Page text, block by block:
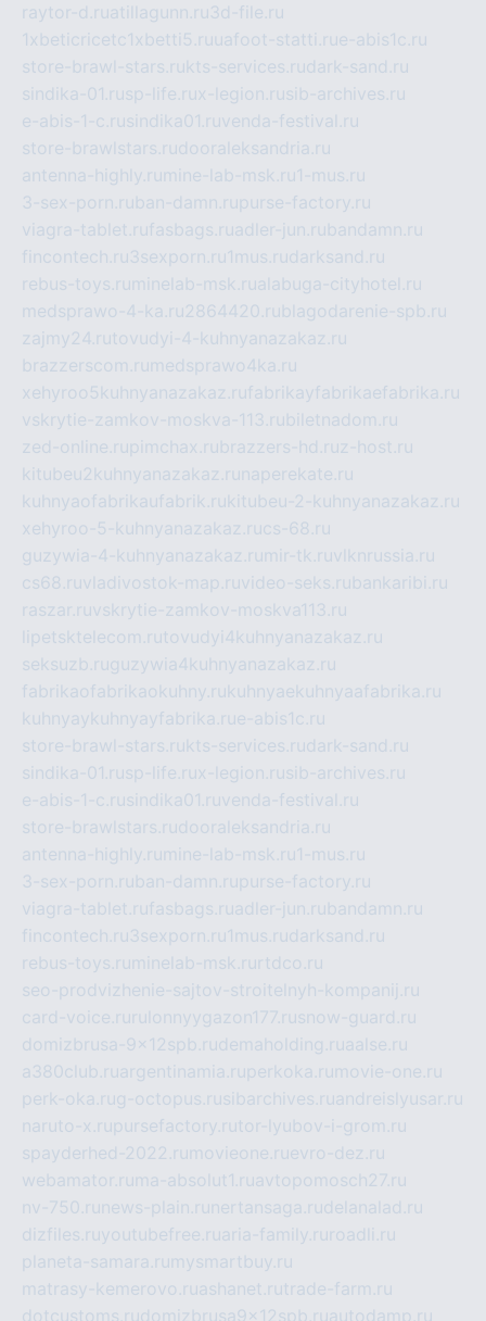
raytor-d.ruatillagunn.ru3d-file.ru
1xbeticricetc1xbetti5.ruuafoot-statti.rue-abis1c.ru
store-brawl-stars.rukts-services.rudark-sand.ru
sindika-01.rusp-life.rux-legion.rusib-archives.ru
e-abis-1-c.rusindika01.ruvenda-festival.ru
store-brawlstars.rudooraleksandria.ru
antenna-highly.ru mine-lab-msk.ru1-mus.ru
3-sex-porn.ruban-damn.rupurse-factory.ru
viagra-tablet.rufasbags.ruadler-jun.rubandamn.ru
fincontech.ru3sexporn.ru1mus.rudarksand.ru
rebus-toys.ru minelab-msk.rualabuga-cityhotel.ru
medsprawo-4-ka.ru2864420.rublagodarenie-spb.ru
zajmy24.rutovudyi-4-kuhnyanazakaz.ru
brazzerscom.ru medsprawo4ka.ru
xehyroo5kuhnyanazakaz.rufabrikayfabrikaefabrika.ru
vskrytie-zamkov-moskva-113.rubiletnadom.ru
zed-online.rupimchax.rubrazzers-hd.ruz-host.ru
kitubeu2kuhnyanazakaz.ru naperekate.ru
kuhnyaofabrikaufabrik.rukitubeu-2-kuhnyanazakaz.ru
xehyroo-5-kuhnyanazakaz.rucs-68.ru
guzywia-4-kuhnyanazakaz.ru mir-tk.ruvlknrussia.ru
cs68.ruvladivostok-map.ruvideo-seks.rubankaribi.ru
raszar.ruvskrytie-zamkov-moskva113.ru
lipetsktelecom.rutovudyi4kuhnyanazakaz.ru
seksuzb.ruguzywia4kuhnyanazakaz.ru
fabrikaofabrikaokuhny.rukuhnyaekuhnyaafabrika.ru
kuhnyaykuhnyayfabrika.rue-abis1c.ru
store-brawl-stars.rukts-services.rudark-sand.ru
sindika-01.rusp-life.rux-legion.rusib-archives.ru
e-abis-1-c.rusindika01.ruvenda-festival.ru
store-brawlstars.rudooraleksandria.ru
antenna-highly.ru mine-lab-msk.ru1-mus.ru
3-sex-porn.ruban-damn.rupurse-factory.ru
viagra-tablet.rufasbags.ruadler-jun.rubandamn.ru
fincontech.ru3sexporn.ru1mus.rudarksand.ru
rebus-toys.ru minelab-msk.ru rtdco.ru
seo-prodvizhenie-sajtov-stroitelnyh-kompanij.ru
card-voice.ru rulonnyygazon177.rusnow-guard.ru
domizbrusa-9x12spb.rudemaholding.ruaalse.ru
a380club.ruargentinamia.ruperkoka.ru movie-one.ru
perk-oka.rug-octopus.rusibarchives.ruandreislyusar.ru
naruto-x.rupursefactory.rutor-lyubov-i-grom.ru
spayderhed-2022.ru movieone.ruevro-dez.ru
webamator.ru ma-absolut1.ruavtopomosch27.ru
nv-750.ru news-plain.ru nertansaga.rudelanalad.ru
dizfiles.ruyoutubefree.ruaria-family.ru roadli.ru
planeta-samara.ru mysmartbuy.ru
matrasy-kemerovo.ruashanet.rutrade-farm.ru
dotcustoms.rudomizbrusa9x12spb.ruautodamp.ru